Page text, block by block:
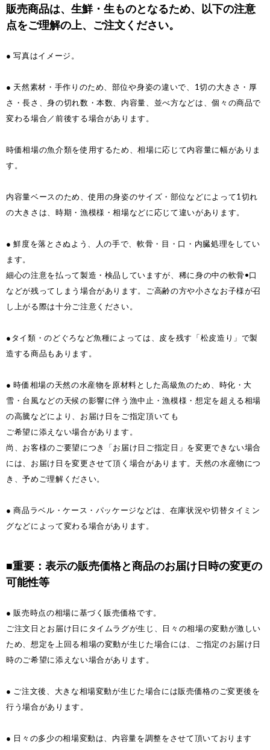
販売商品は、生鮮・生ものとなるため、以下の注意
点をご理解の上、ご注文ください。
● 写真はイメージ。
● 天然素材・手作りのため、部位や身姿の違いで、1切の大きさ・厚
さ・長さ、身の切れ数・本数、内容量、並べ方などは、個々の商品で
変わる場合／前後する場合があります。
時価相場の魚介類を使用するため、相場に応じて内容量に幅がありま
す。
内容量ベースのため、使用の身姿のサイズ・部位などによって1切れ
の大きさは、時期・漁模様・相場などに応じて違いがあります。
● 鮮度を落とさぬよう、人の手で、軟骨・目・口・内臓処理をしてい
ます。
細心の注意を払って製造・検品していますが、稀に身の中の軟骨•口
などが残ってしまう場合があります。ご高齢の方や小さなお子様が召
し上がる際は十分ご注意ください。
●タイ類・のどぐろなど魚種によっては、皮を残す「松皮造り」で製
造する商品もあります。
● 時価相場の天然の水産物を原材料とした高級魚のため、時化・大
雪・台風などの天候の影響に伴う漁中止・漁模様・想定を超える相場
の高騰などにより、お届け日をご指定頂いても
ご希望に添えない場合があります。
尚、お客様のご要望につき「お届け日ご指定日」を変更できない場合
には、お届け日を変更させて頂く場合があります。天然の水産物につ
き、予めご理解ください。
● 商品ラベル・ケース・パッケージなどは、在庫状況や切替タイミン
グなどによって変わる場合があります。
■重要：表示の販売価格と商品のお届け日時の変更の
可能性等
● 販売時点の相場に基づく販売価格です。
ご注文日とお届け日にタイムラグが生じ、日々の相場の変動が激しい
ため、想定を上回る相場の変動が生じた場合には、ご指定のお届け日
時のご希望に添えない場合があります。
● ご注文後、大きな相場変動が生じた場合には販売価格のご変更後を
行う場合があります。
● 日々の多少の相場変動は、内容量を調整をさせて頂いております